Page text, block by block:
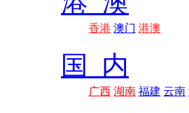
香港 澳门 港澳
国 内
广西 湖南 福建 云南